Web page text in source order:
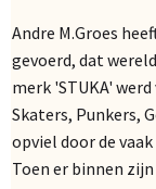
Andre M.Groes
gevoerd, dat
merk 'STUKA'
Skaters, Punkers,
opviel door de
Toen er binnen